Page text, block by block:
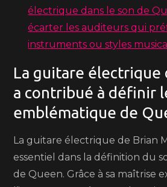
électrique dans le son de
écarter les auditeurs qui
instruments ou styles
La guitare électrique
a contribué à définir
emblématique de
La guitare électrique de Brian
essentiel dans la définition du
de Queen. Grâce à sa maîtrise